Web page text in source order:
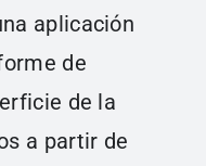
aplicación
de
de la
a partir de